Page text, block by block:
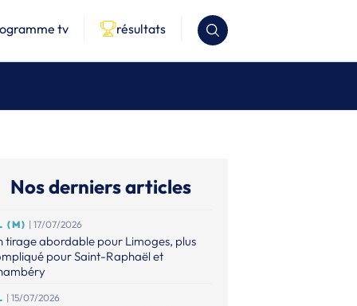
tv résultats
Nos derniers articles
(M) | 17/07/2026
tirage abordable pour Limoges, plus
pour Saint-Raphaël et
| 15/07/2026